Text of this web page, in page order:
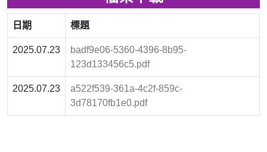
日期 標題
2025.07.23
badf9e06-5360-4396-8b95-
123d133456c5.pdf
2025.07.23
a522f539-361a-4c2f-859c-
3d78170fb1e0.pdf